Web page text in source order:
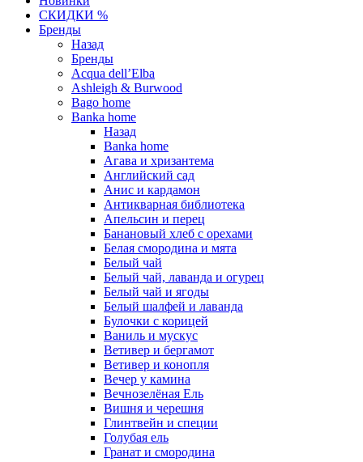
СКИДКИ %
Бренды
Назад
Бренды
Acqua dell’Elba
Ashleigh & Burwood
Bago home
Banka home
Назад
Banka home
Агава и хризантема
Английский сад
Анис и кардамон
Антикварная библиотека
Апельсин и перец
Банановый хлеб с орехами
Белая смородина и мята
Белый чай
Белый чай, лаванда и огурец
Белый чай и ягоды
Белый шалфей и лаванда
Булочки с корицей
Ваниль и мускус
Ветивер и бергамот
Ветивер и конопля
Вечер у камина
Вечнозелёная Ель
Вишня и черешня
Глинтвейн и специи
Голубая ель
Гранат и смородина